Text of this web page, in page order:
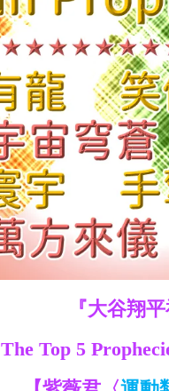
『大谷翔
The Top 5